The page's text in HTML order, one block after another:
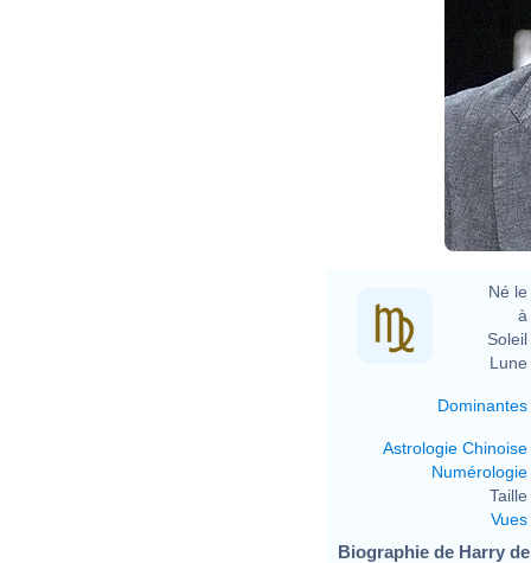
Né le
à
Soleil
Lune
Dominantes
Astrologie Chinoise
Numérologie
Taille
Vues
Biographie de Harry